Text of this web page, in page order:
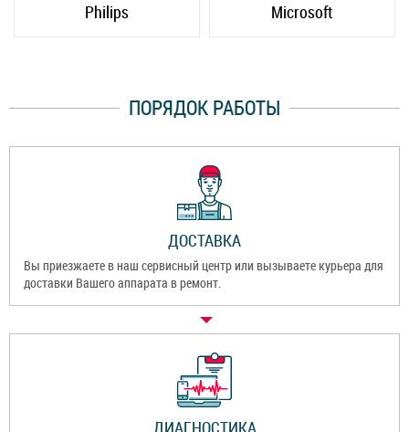
Philips Microsoft
ПОРЯДОК РАБОТЫ
ДОСТАВКА
Вы приезжаете в наш сервисный центр или вызываете курьера для
доставки Вашего аппарата в ремонт.
ДИАГНОСТИКА